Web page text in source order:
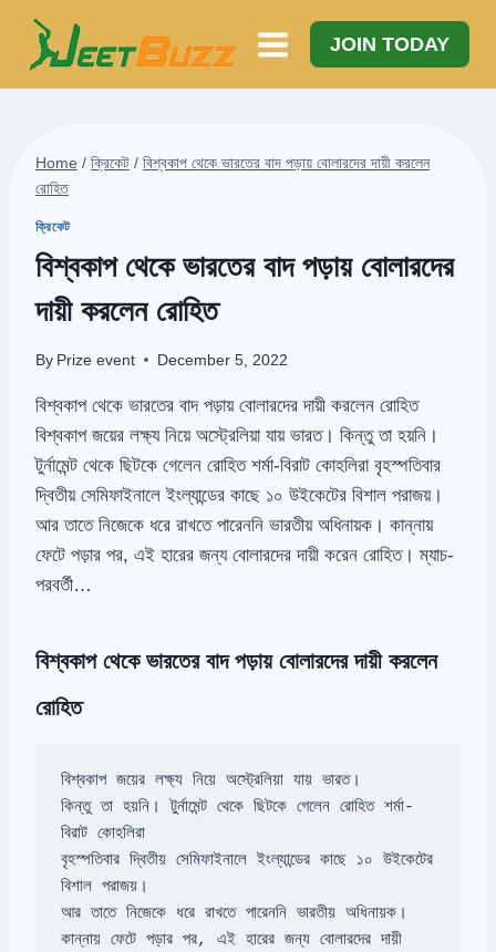
Skip
content
JOIN TODAY
Home / ক্রিকেট / বিশ্বকাপ থেকে ভারতের বাদ পড়ায় বোলারদের দায়ী করলেন
রোহিত
ক্রিকেট
বিশ্বকাপ থেকে ভারতের বাদ পড়ায় বোলারদের
দায়ী করলেন রোহিত
By Prize event December 5, 2022
বিশ্বকাপ থেকে ভারতের বাদ পড়ায় বোলারদের দায়ী করলেন রোহিত
বিশ্বকাপ জয়ের লক্ষ্য নিয়ে অস্ট্রেলিয়া যায় ভারত। কিন্তু তা হয়নি।
টুর্নামেন্ট থেকে ছিটকে গেলেন রোহিত শর্মা-বিরাট কোহলিরা বৃহস্পতিবার
দ্বিতীয় সেমিফাইনালে ইংল্যান্ডের কাছে ১০ উইকেটের বিশাল পরাজয়।
আর তাতে নিজেকে ধরে রাখতে পারেননি ভারতীয় অধিনায়ক। কান্নায়
ফেটে পড়ার পর, এই হারের জন্য বোলারদের দায়ী করেন রোহিত। ম্যাচ-
পরবর্তী…
বিশ্বকাপ থেকে ভারতের বাদ পড়ায় বোলারদের দায়ী করলেন
রোহিত
কিন্তু তা হয়নি। টুর্নামেন্ট থেকে ছিটকে গেলেন রোহিত শর্মা-
বিরাট কোহলিরা
বৃহস্পতিবার দ্বিতীয় সেমিফাইনালে ইংল্যান্ডের কাছে ১০ উইকেটের
কান্নায় ফেটে পড়ার পর, এই হারের জন্য বোলারদের দায়ী